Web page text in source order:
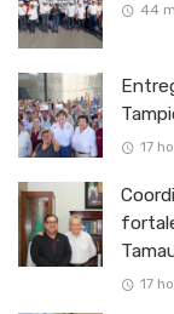
44
17
17